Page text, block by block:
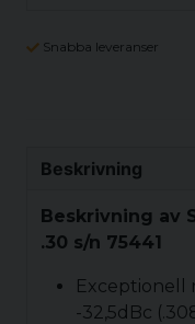
Snabba leveranser
Beskrivning
Beskrivning av
.30 s/n 75441
Exceptionell
-32,5dBc